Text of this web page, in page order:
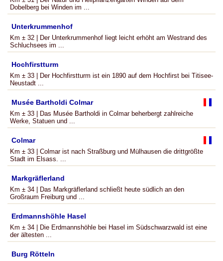
Dobelberg bei Winden im ...
Unterkrummenhof
Km ± 32 | Der Unterkrummenhof liegt leicht erhöht am Westrand des
Schluchsees im ...
Hochfirstturm
Km ± 33 | Der Hochfirstturm ist ein 1890 auf dem Hochfirst bei Titisee-
Neustadt ...
Musée Bartholdi Colmar
Km ± 33 | Das Musée Bartholdi in Colmar beherbergt zahlreiche
Werke, Statuen und ...
Colmar
Km ± 33 | Colmar ist nach Straßburg und Mülhausen die drittgrößte
Stadt im Elsass. ...
Markgräflerland
Km ± 34 | Das Markgräflerland schließt heute südlich an den
Großraum Freiburg und ...
Erdmannshöhle Hasel
Km ± 34 | Die Erdmannshöhle bei Hasel im Südschwarzwald ist eine
der ältesten ...
Burg Rötteln